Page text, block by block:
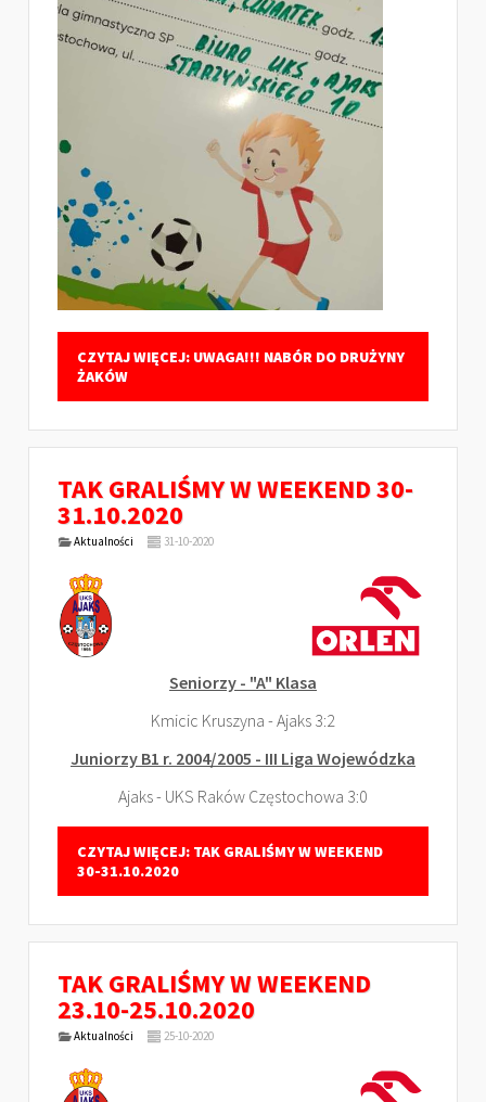
CZYTAJ WIĘCEJ: UWAGA!!! NABÓR DO DRUŻYNY
ŻAKÓW
TAK GRALIŚMY W WEEKEND 30-
31.10.2020
Aktualności 31-10-2020
Seniorzy - "A" Klasa
Kmicic Kruszyna - Ajaks 3:2
Juniorzy B1 r. 2004/2005 - III Liga Wojewódzka
Ajaks - UKS Raków Częstochowa 3:0
CZYTAJ WIĘCEJ: TAK GRALIŚMY W WEEKEND
30-31.10.2020
TAK GRALIŚMY W WEEKEND
23.10-25.10.2020
Aktualności 25-10-2020